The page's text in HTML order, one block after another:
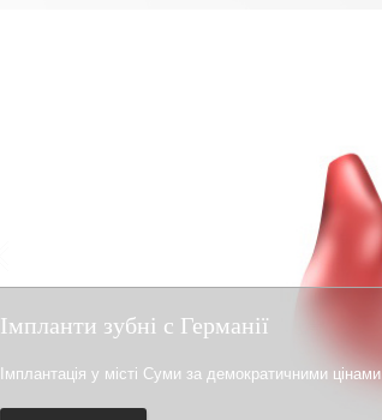
Імпланти зубні с Германії
Імплантація у місті Суми за демократичними цінами